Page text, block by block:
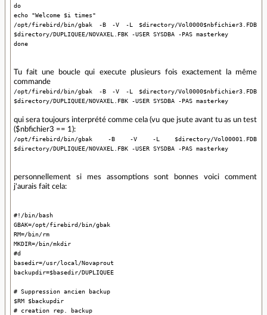
do
echo "Welcome $i times"
/opt/firebird/bin/gbak -B -V -L $directory/Vol0000$nbfichier3.FDB
$directory/DUPLIQUEE/NOVAXEL.FBK -USER SYSDBA -PAS masterkey
done
Tu fait une boucle qui execute plusieurs fois exactement la même
commande
/opt/firebird/bin/gbak -B -V -L $directory/Vol0000$nbfichier3.FDB
$directory/DUPLIQUEE/NOVAXEL.FBK -USER SYSDBA -PAS masterkey
qui sera toujours interprété comme cela (vu que jsute avant tu as un test
($nbfichier3 == 1):
/opt/firebird/bin/gbak -B -V -L $directory/Vol00001.FDB
$directory/DUPLIQUEE/NOVAXEL.FBK -USER SYSDBA -PAS masterkey
personnellement si mes assomptions sont bonnes voici comment
j'aurais fait cela:
#!/bin/bash
GBAK=/opt/firebird/bin/gbak
RM=/bin/rm
MKDIR=/bin/mkdir
#d
basedir=/usr/local/Novaprout
backupdir=$basedir/DUPLIQUEE
# Suppression ancien backup
$RM $backupdir
# creation rep. backup